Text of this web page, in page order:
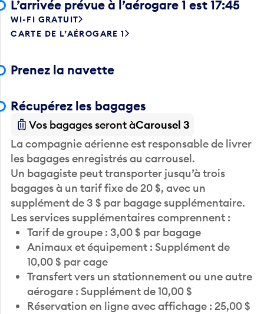
L’arrivée prévue à l’aérogare 1 est 17:45
WI-FI GRATUIT
CARTE DE L’AÉROGARE 1
Prenez la navette
Récupérez les bagages
Vos bagages seront àCarousel 3
La compagnie aérienne est responsable de livrer
les bagages enregistrés au carrousel.
Un bagagiste peut transporter jusqu’à trois
bagages à un tarif fixe de 20 $, avec un
supplément de 3 $ par bagage supplémentaire.
Les services supplémentaires comprennent :
Tarif de groupe : 3,00 $ par bagage
Animaux et équipement : Supplément de
10,00 $ par cage
Transfert vers un stationnement ou une autre
aérogare : Supplément de 10,00 $
Réservation en ligne avec affichage : 25,00 $